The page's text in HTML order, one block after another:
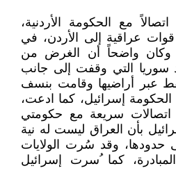
مع الحكومة الأردنية،
عراقية إلى الأردن، في
وكان واضحاً أن الغرض من
سوريا التي وقفت إلى جانب
عبر أراضيها وقامت بنسف
إسرائيل، كما ادعت،
سريعة مع حكومتي
بأن العراق ليست له نية
حدودها، وقد سُرت الولايات
المبادرة، كما ُسرت إسرائيل